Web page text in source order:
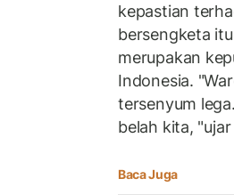
kepastian
bersengketa
merupakan
Indonesia.
tersenyum
belah kita,
Baca Juga